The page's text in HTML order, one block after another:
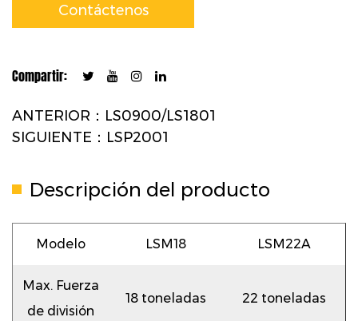
Contáctenos
Compartir:
ANTERIOR：LS0900/LS1801
SIGUIENTE：LSP2001
Descripción del producto
Modelo LSM18 LSM22A
Max. Fuerza
de división
18 toneladas 22 toneladas